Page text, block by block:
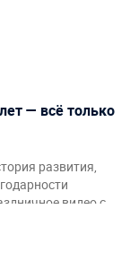
— всё только
развития,
видео с